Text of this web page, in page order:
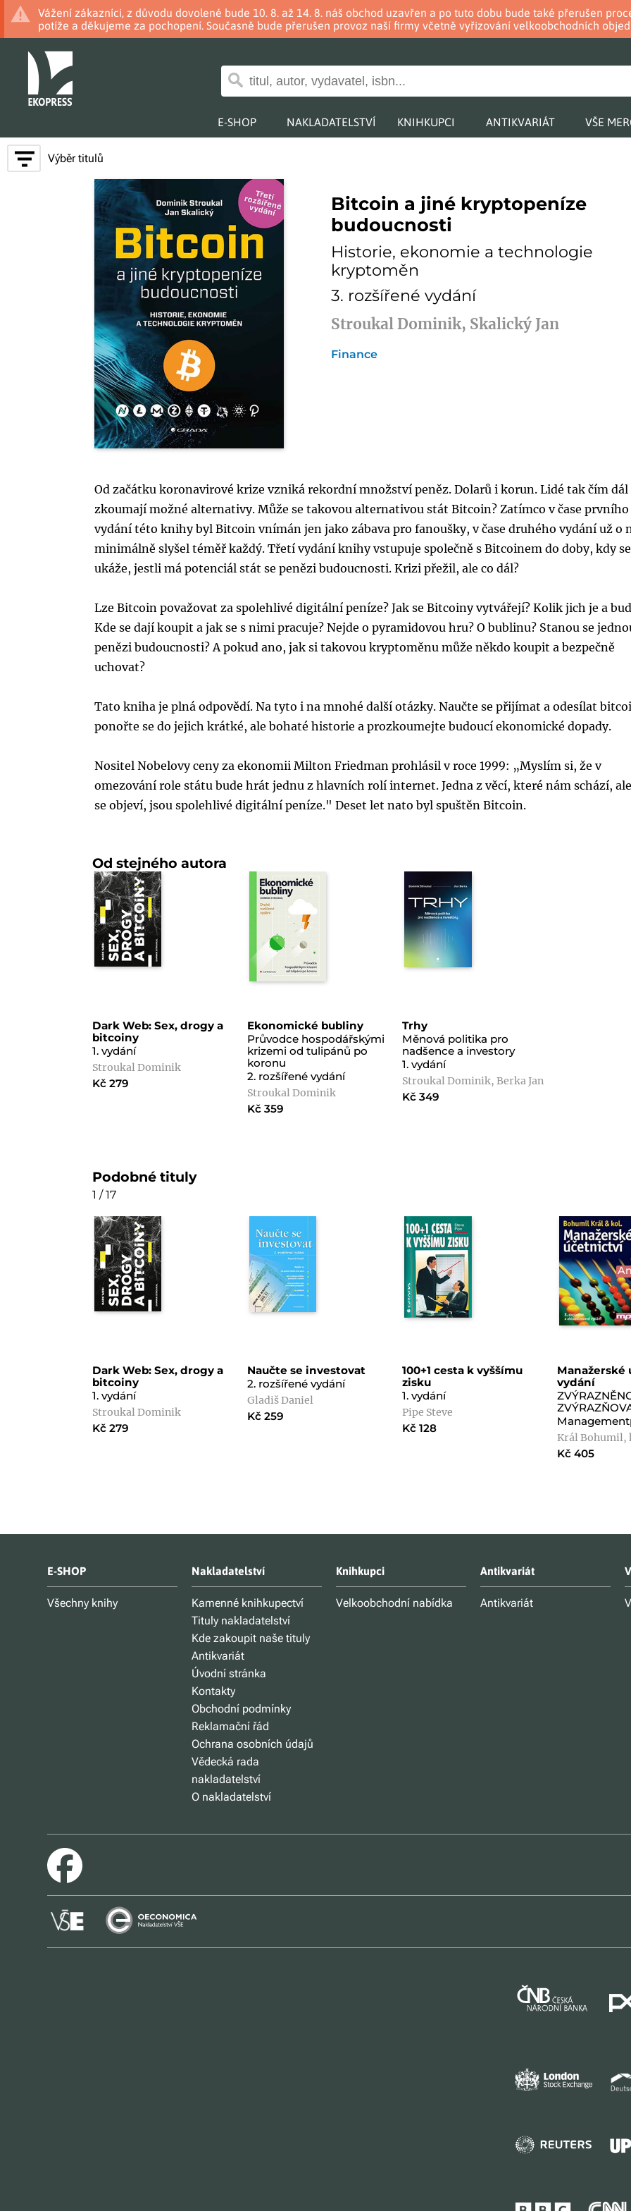
Vážení zákazníci, z důvodu dovolené bude 10. 8. až 14. 8. náš obchod uzavřen a po tuto dobu bude také přerušen
potíže a děkujeme za pochopení. Současně bude přerušen provoz naší firmy včetně vyřizování velkoobchodních
E-SHOP NAKLADATELSTVÍ KNIHKUPCI ANTIKVARIÁT VŠE
Výběr titulů
Bitcoin a jiné kryptopeníze
budoucnosti
Historie, ekonomie a technologie
kryptoměn
3. rozšířené vydání
Stroukal Dominik, Skalický Jan
Finance
Od začátku koronavirové krize vzniká rekordní množství peněz. Dolarů i korun. Lidé tak čím dál
zkoumají možné alternativy. Může se takovou alternativou stát Bitcoin? Zatímco v čase prvního
vydání této knihy byl Bitcoin vnímán jen jako zábava pro fanoušky, v čase druhého vydání už o
minimálně slyšel téměř každý. Třetí vydání knihy vstupuje společně s Bitcoinem do doby, kdy se
ukáže, jestli má potenciál stát se penězi budoucnosti. Krizi přežil, ale co dál?
Lze Bitcoin považovat za spolehlivé digitální peníze? Jak se Bitcoiny vytvářejí? Kolik jich je a
Kde se dají koupit a jak se s nimi pracuje? Nejde o pyramidovou hru? O bublinu? Stanou se
penězi budoucnosti? A pokud ano, jak si takovou kryptoměnu může někdo koupit a bezpečně
uchovat?
Tato kniha je plná odpovědí. Na tyto i na mnohé další otázky. Naučte se přijímat a odesílat
ponořte se do jejich krátké, ale bohaté historie a prozkoumejte budoucí ekonomické dopady.
Nositel Nobelovy ceny za ekonomii Milton Friedman prohlásil v roce 1999: „Myslím si, že v
omezování role státu bude hrát jednu z hlavních rolí internet. Jedna z věcí, které nám schází,
se objeví, jsou spolehlivé digitální peníze." Deset let nato byl spuštěn Bitcoin.
Od stejného autora
Dark Web: Sex, drogy a
bitcoiny
1. vydání
Stroukal Dominik
Kč 279
Ekonomické bubliny
Průvodce hospodářskými
krizemi od tulipánů po
koronu
2. rozšířené vydání
Stroukal Dominik
Kč 359
Trhy
Měnová politika pro
nadšence a investory
1. vydání
Stroukal Dominik, Berka Jan
Kč 349
Podobné tituly
1 / 17
Dark Web: Sex, drogy a
bitcoiny
1. vydání
Stroukal Dominik
Kč 279
Naučte se investovat
2. rozšířené vydání
Gladiš Daniel
Kč 259
100+1 cesta k vyššímu
zisku
1. vydání
Pipe Steve
Kč 128
Manažerské
vydání
Král Bohumil,
Kč 405
E-SHOP
Všechny knihy
Nakladatelství
Kamenné knihkupectví
Tituly nakladatelství
Kde zakoupit naše tituly
Antikvariát
Úvodní stránka
Kontakty
Obchodní podmínky
Reklamační řád
Ochrana osobních údajů
Vědecká rada
nakladatelství
O nakladatelství
Knihkupci
Velkoobchodní nabídka
Antikvariát
Antikvariát